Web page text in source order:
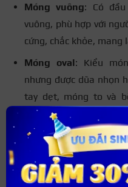
Móng vuông: Có
vuông, phù hợp với
cứng, chắc khỏe, mang
Móng oval: Kiểu
nhưng được dũa nhọn
tay dẹt, móng to và
thoát hơn.
Móng vuông oval:
không còn quá sắc
không kém phần hiện